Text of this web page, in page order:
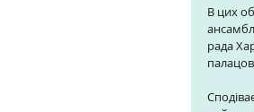
В цих
рада